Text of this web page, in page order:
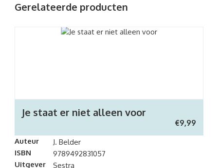
Gerelateerde producten
Je staat er niet alleen voor
€9,99
Auteur
J. Belder
ISBN
9789492831057
Uitgever
Sestra